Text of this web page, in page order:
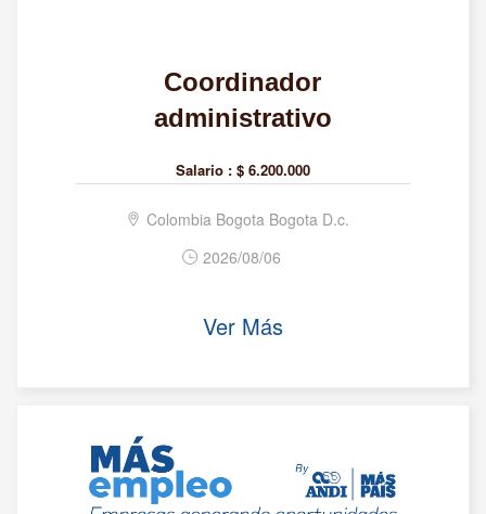
Coordinador
administrativo
Salario : $ 6.200.000
Colombia Bogota Bogota D.c.
2026/08/06
Ver Más